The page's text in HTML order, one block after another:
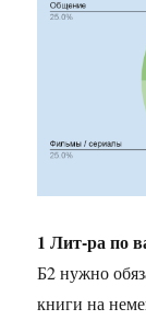
1 Лит-ра по
Б2 нужно
книги на